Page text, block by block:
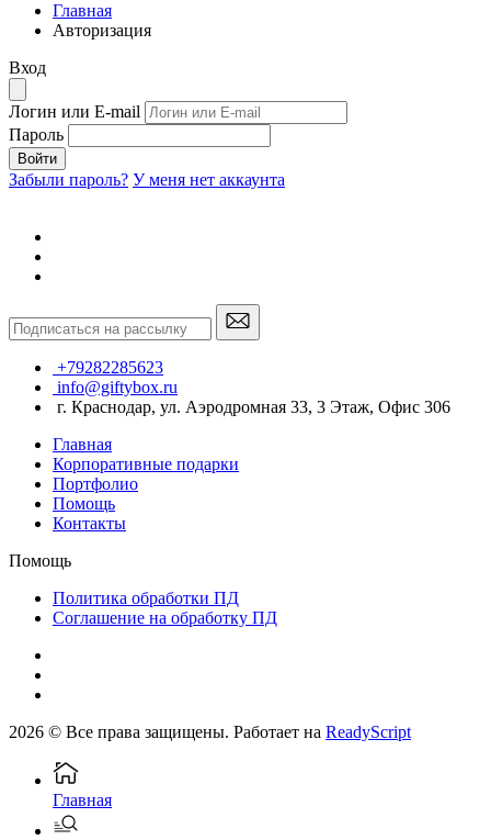
Главная
Авторизация
Вход
Логин или E-mail
Пароль
Войти
Забыли пароль? У меня нет аккаунта
+79282285623
info@giftybox.ru
г. Краснодар, ул. Аэродромная 33, 3 Этаж, Офис 306
Главная
Корпоративные подарки
Портфолио
Помощь
Контакты
Помощь
Политика обработки ПД
Соглашение на обработку ПД
2026 © Все права защищены. Работает на ReadyScript
Главная